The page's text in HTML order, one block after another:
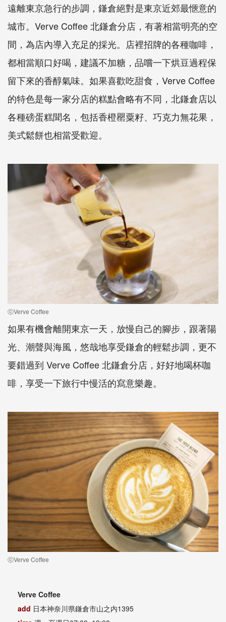
遠離東京急行的步調，鎌倉絕對是東京近郊最愜意的
城市。Verve Coffee 北鎌倉分店，有著相當明亮的空
間，為店內導入充足的採光。店裡招牌的各種咖啡，
都相當順口好喝，建議不加糖，品嚐一下烘豆過程保
留下來的香醇氣味。如果喜歡吃甜食，Verve Coffee
的特色是每一家分店的糕點會略有不同，北鎌倉店以
各種磅蛋糕聞名，包括香橙罌粟籽、巧克力無花果，
美式鬆餅也相當受歡迎。
ⓒVerve Coffee
如果有機會離開東京一天，放慢自己的腳步，跟著陽
光、潮聲與海風，悠哉地享受鎌倉的輕鬆步調，更不
要錯過到 Verve Coffee 北鎌倉分店，好好地喝杯咖
啡，享受一下旅行中慢活的寫意樂趣。
ⓒVerve Coffee
Verve Coffee
add 日本神奈川県鎌倉市山之内1395